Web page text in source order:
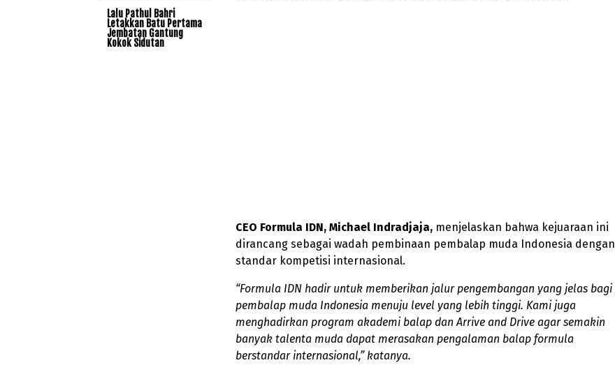
CEO Formula IDN, Michael Indradjaja, menjelaskan bahwa kejuaraan ini
dirancang sebagai wadah pembinaan pembalap muda Indonesia dengan
standar kompetisi internasional.
“Formula IDN hadir untuk memberikan jalur pengembangan yang jelas bagi
pembalap muda Indonesia menuju level yang lebih tinggi. Kami juga
menghadirkan program akademi balap dan Arrive and Drive agar semakin
banyak talenta muda dapat merasakan pengalaman balap formula
berstandar internasional,” katanya.
Lalu Pathul Bahri
Letakkan Batu Pertama
Jembatan Gantung
Kokok Sidutan